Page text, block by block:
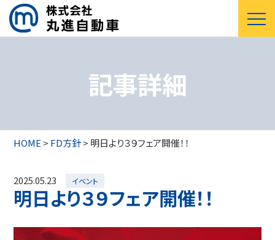
記事詳細
HOME> FD方針> 明日より３９フェア開催！！
2025.05.23 イベント
明日より３９フェア開催！！